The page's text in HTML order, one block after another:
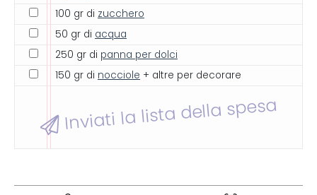
100 gr di zucchero
50 gr di acqua
250 gr di panna per dolci
150 gr di nocciole + altre per decorare
Inviati la lista della spesa